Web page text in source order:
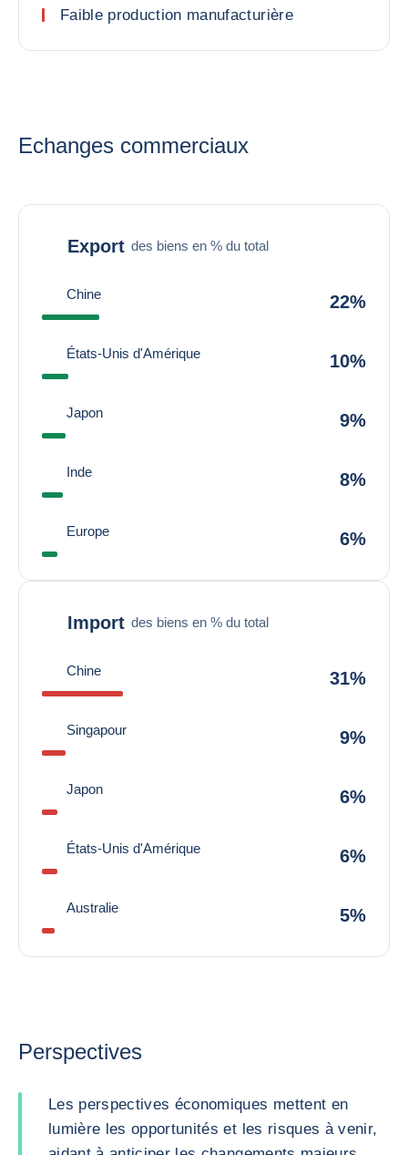
Faible production manufacturière
Echanges commerciaux
Export des biens en % du total
Chine 22%
États-Unis d'Amérique 10%
Japon 9%
Inde 8%
Europe 6%
Import des biens en % du total
Chine 31%
Singapour 9%
Japon 6%
États-Unis d'Amérique 6%
Australie 5%
Perspectives
Les perspectives économiques mettent en
lumière les opportunités et les risques à venir,